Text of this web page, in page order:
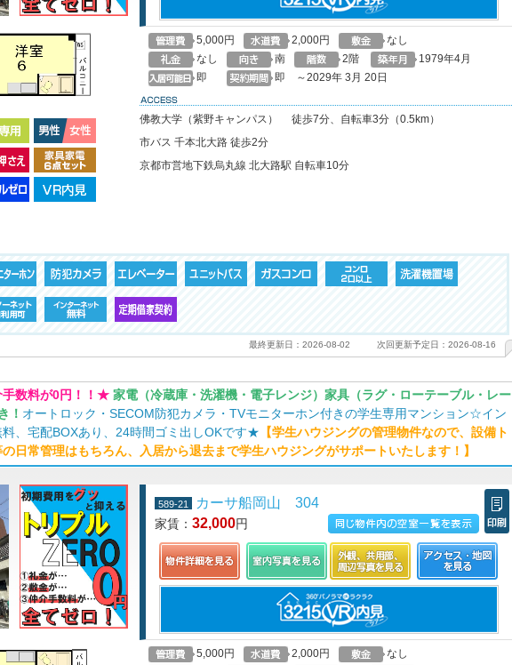
5,000円 2,000円
なし
なし
南 2階
1979年4月
即
即 ～2029年 3月 20日
access
佛教大学（紫野キャンパス） 徒歩7分、自転車3分（0.5km）
市バス 千本北大路 徒歩2分
京都市営地下鉄烏丸線 北大路駅 自転車10分
次回更新予定日：2026-08-16
最終更新日：2026-08-02
数料が0円！！★ 家電（冷蔵庫・洗濯機・電子レンジ）家具（ラグ・ローテーブル・レー
！ オートロック・SECOM防犯カメラ・TVモニターホン付きの学生専用マンション☆イン
料、宅配BOXあり、24時間ゴミ出しOKです★ 【学生ハウジングの管理物件なので、設備ト
日常管理はもちろん、入居から退去まで学生ハウジングがサポートいたします！】
589-21 カーサ船岡山 304
家賃： 32,000円
この物件の空室一覧を見る 印刷
5,000円 2,000円
なし